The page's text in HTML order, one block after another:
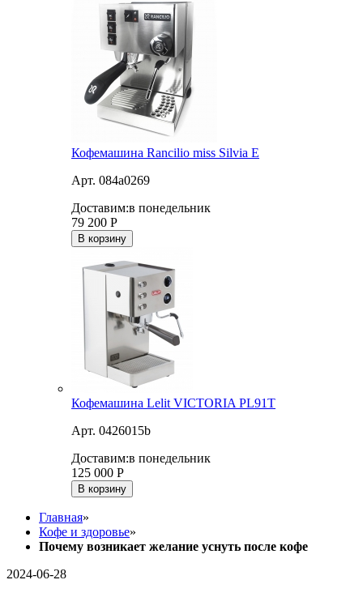
Кофемашина Rancilio miss Silvia E
Арт. 084a0269
Доставим:в понедельник
79 200 Р
В корзину
Кофемашина Lelit VICTORIA PL91T
Арт. 0426015b
Доставим:в понедельник
125 000 Р
В корзину
Главная»
Кофе и здоровье»
Почему возникает желание уснуть после кофе
2024-06-28